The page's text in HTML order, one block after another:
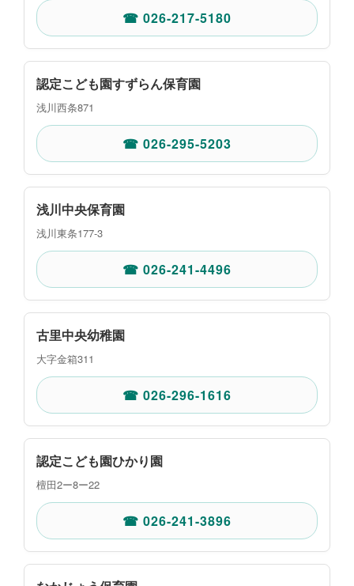
☎ 026-217-5180
認定こども園すずらん保育園
浅川西条871
☎ 026-295-5203
浅川中央保育園
浅川東条177-3
☎ 026-241-4496
古里中央幼稚園
大字金箱311
☎ 026-296-1616
認定こども園ひかり園
檀田2ー8ー22
☎ 026-241-3896